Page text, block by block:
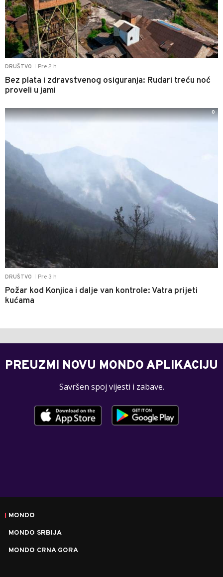
DRUŠTVO Pre 2 h
Bez plata i zdravstvenog osiguranja: Rudari treću noć
proveli u jami
DRUŠTVO Pre 3 h
Požar kod Konjica i dalje van kontrole: Vatra prijeti
kućama
0
PREUZMI NOVU MONDO APLIKACIJU
Savršen spoj vijesti i zabave.
MONDO
MONDO SRBIJA
MONDO CRNA GORA